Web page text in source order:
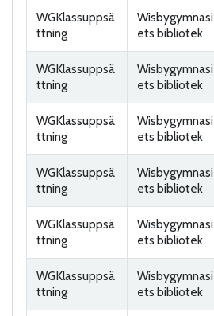
WGKlassuppsä
ttning
Wisbygymnasi
ets bibliotek
WGKlassuppsä
ttning
Wisbygymnasi
ets bibliotek
WGKlassuppsä
ttning
Wisbygymnasi
ets bibliotek
WGKlassuppsä
ttning
Wisbygymnasi
ets bibliotek
WGKlassuppsä
ttning
Wisbygymnasi
ets bibliotek
WGKlassuppsä
ttning
Wisbygymnasi
ets bibliotek